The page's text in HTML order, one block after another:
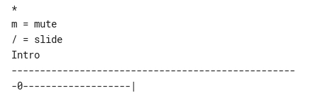
*
m = mute
/ = slide
Intro
--------------------------------------------------
-0-------------------|